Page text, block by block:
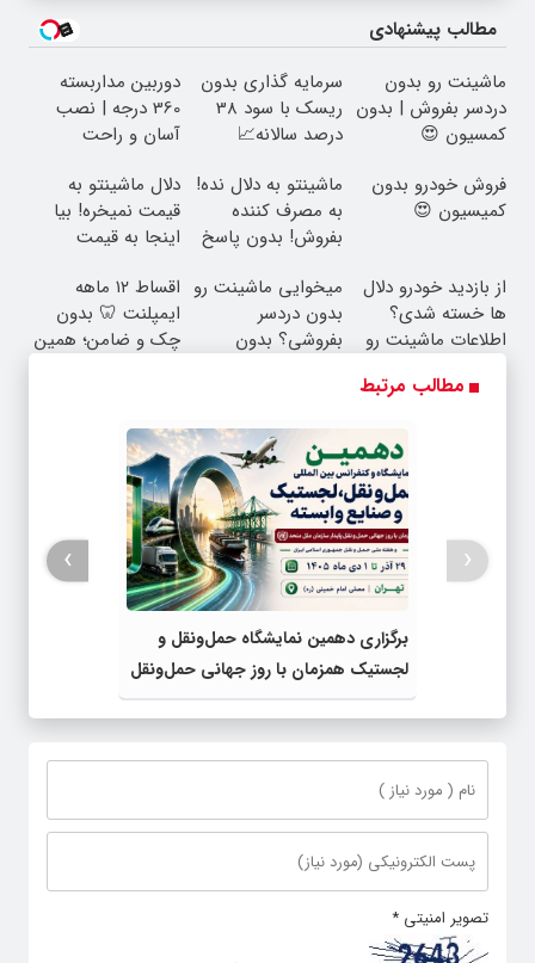
مطالب پیشنهادی
ماشینت رو بدون
دردسر بفروش | بدون
کمسیون 😍
سرمایه گذاری بدون
ریسک با سود 38
درصد سالانه📈
دوربین مداربسته
360 درجه | نصب
آسان و راحت
فروش خودرو بدون
کمیسیون 😍
ماشینتو به دلال نده!
به مصرف کننده
بفروش! بدون پاسخ
دلال ماشینتو به
قیمت نمیخره! بیا
اینجا به قیمت
واقعی*
از بازدید خودرو دلال
ها خسته شدی؟
اطلاعات ماشینت رو
میخوایی ماشینت رو
بدون دردسر
بفروشی؟ بدون
اقساط ۱۲ ماهه
ایمپلنت 🦷 بدون
چک و ضامن؛ همین
مطالب مرتبط
برگزاری دهمین نمایشگاه حمل‌ونقل و
لجستیک همزمان با روز جهانی حمل‌ونقل
پایدار سازمان ملل متحد
‹
›
تصویر امنیتی *